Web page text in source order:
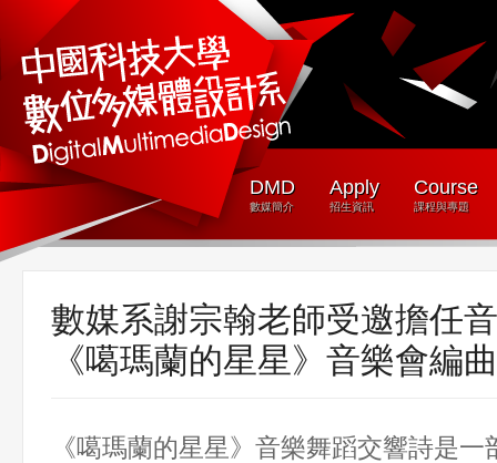
DMD
數媒簡介
Apply
招生資訊
Course
課程與專題
數媒系謝宗翰老師受邀擔任
《噶瑪蘭的星星》音樂會編曲
《噶瑪蘭的星星》音樂舞蹈交響詩是